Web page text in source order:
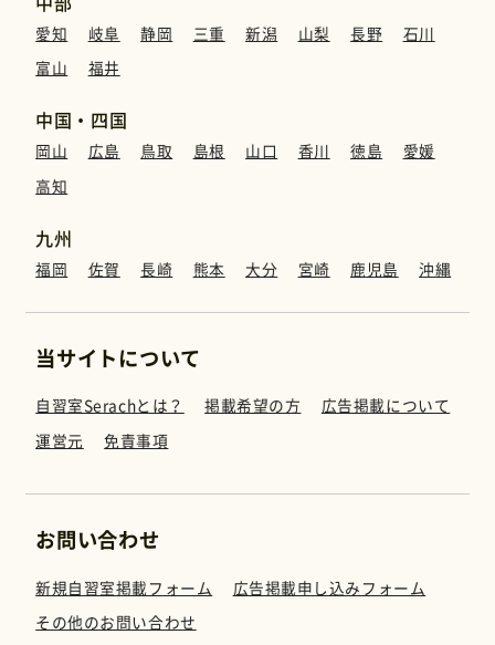
掲載希望の方
広告掲載について
お問い合わせ
愛知 岐阜 静岡 三重 新潟 山梨 長野
石川
富山
福井
中国・四国
岡山 広島 鳥取 島根 山口 香川 徳島
愛媛
高知
九州
福岡 佐賀 長崎 熊本 大分 宮崎 鹿児島 沖縄
当サイトについて
自習室Serachとは？ 掲載希望の方
広告掲載について
運営元
免責事項
お問い合わせ
新規自習室掲載フォーム
広告掲載申し込みフォーム
その他のお問い合わせ